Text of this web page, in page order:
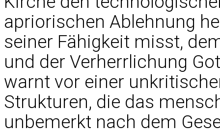
apriorischen Ablehnung
seiner Fähigkeit misst,
und der Verherrlichung
warnt vor einer
Strukturen, die das
unbemerkt nach dem